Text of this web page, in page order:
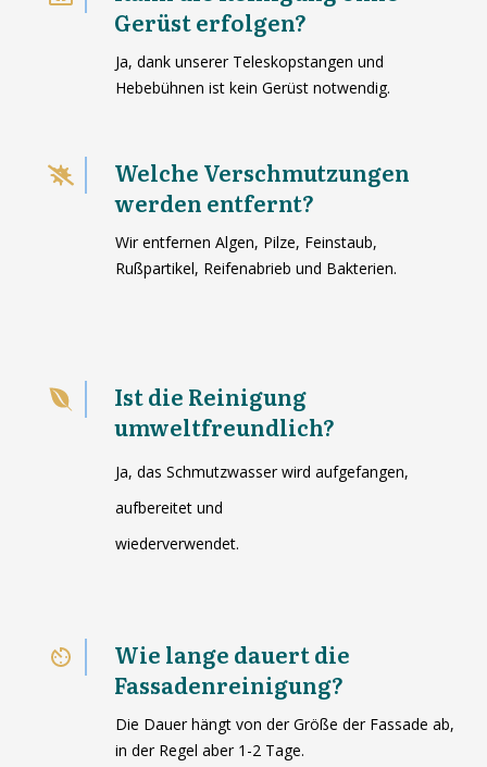
Gerüst erfolgen?
Ja, dank unserer Teleskopstangen und
Hebebühnen ist kein Gerüst notwendig.
Welche Verschmutzungen
werden entfernt?
Wir entfernen Algen, Pilze, Feinstaub,
Rußpartikel, Reifenabrieb und Bakterien.
Ist die Reinigung
umweltfreundlich?
Ja, das Schmutzwasser wird aufgefangen,
aufbereitet und
wiederverwendet.
Wie lange dauert die
Fassadenreinigung?
Die Dauer hängt von der Größe der Fassade ab,
in der Regel aber 1-2 Tage.